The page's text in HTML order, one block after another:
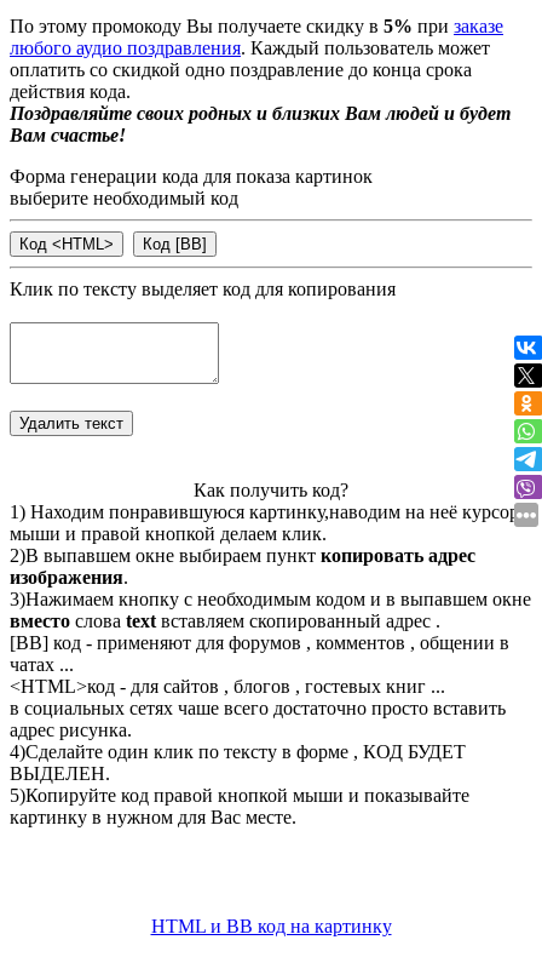
По этому промокоду Вы получаете скидку в 5% при заказе
любого аудио поздравления. Каждый пользователь может
оплатить со скидкой одно поздравление до конца срока
действия кода.
Поздравляйте своих родных и близких Вам людей и будет
Вам счастье!
Форма генерации кода для показа картинок
выберите необходимый код
Клик по тексту выделяет код для копирования
Как получить код?
1) Находим понравившуюся картинку,наводим на неё курсор
мыши и правой кнопкой делаем клик.
2)В выпавшем окне выбираем пункт копировать адрес
изображения.
3)Нажимаем кнопку с необходимым кодом и в выпавшем окне
вместо слова text вставляем скопированный адрес .
[BB] код - применяют для форумов , комментов , общении в
чатах ...
<HTML>код - для сайтов , блогов , гостевых книг ...
в социальных сетях чаше всего достаточно просто вставить
адрес рисунка.
4)Сделайте один клик по тексту в форме , КОД БУДЕТ
ВЫДЕЛЕН.
5)Копируйте код правой кнопкой мыши и показывайте
картинку в нужном для Вас месте.
HTML и BB код на картинку